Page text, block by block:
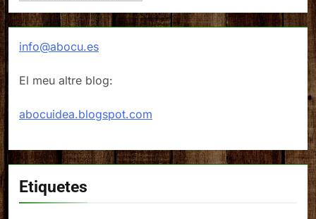
info@abocu.es
El meu altre blog:
abocuidea.blogspot.com
Etiquetes